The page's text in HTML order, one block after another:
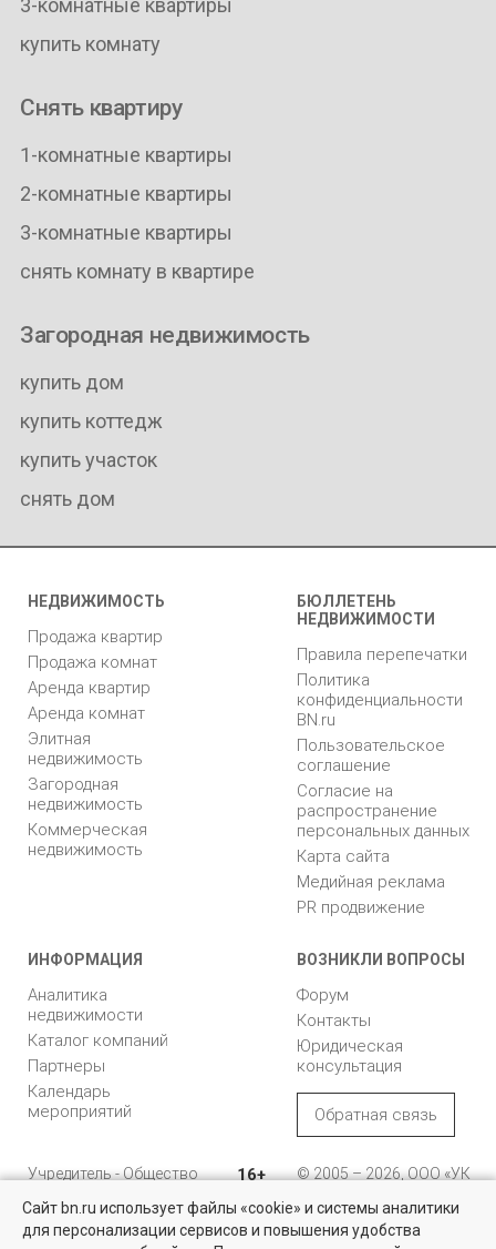
Квартиры на вторичном рынке
3-комнатные квартиры
купить комнату
Снять квартиру
1-комнатные квартиры
2-комнатные квартиры
3-комнатные квартиры
снять комнату в квартире
Загородная недвижимость
купить дом
купить коттедж
купить участок
снять дом
НЕДВИЖИМОСТЬ
Продажа квартир
Продажа комнат
Аренда квартир
Аренда комнат
Элитная
недвижимость
Загородная
недвижимость
Коммерческая
недвижимость
БЮЛЛЕТЕНЬ
НЕДВИЖИМОСТИ
Правила перепечатки
Политика
конфиденциальности
BN.ru
Пользовательское
соглашение
Согласие на
распространение
персональных данных
Карта сайта
Медийная реклама
PR продвижение
ИНФОРМАЦИЯ
Аналитика
недвижимости
Каталог компаний
Партнеры
Календарь
мероприятий
ВОЗНИКЛИ ВОПРОСЫ
Форум
Контакты
Юридическая
консультация
Обратная связь
Учредитель - Общество
ответственностью
"Управляющая
компания "Бюллетень
16+
© 2005 – 2026, ООО «УК
196105, Санкт-
Петербург, пр. Юрия
Сайт bn.ru использует файлы «cookie» и системы аналитики
для персонализации сервисов и повышения удобства